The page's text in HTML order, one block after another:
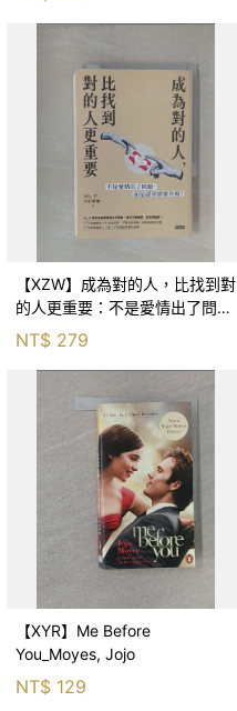
【XZW】成為對的人，比找到對
的人更重要：不是愛情出了問
題，而是認知需要升級！_Mr. P
NT$ 279
【XYR】Me Before
You_Moyes, Jojo
NT$ 129